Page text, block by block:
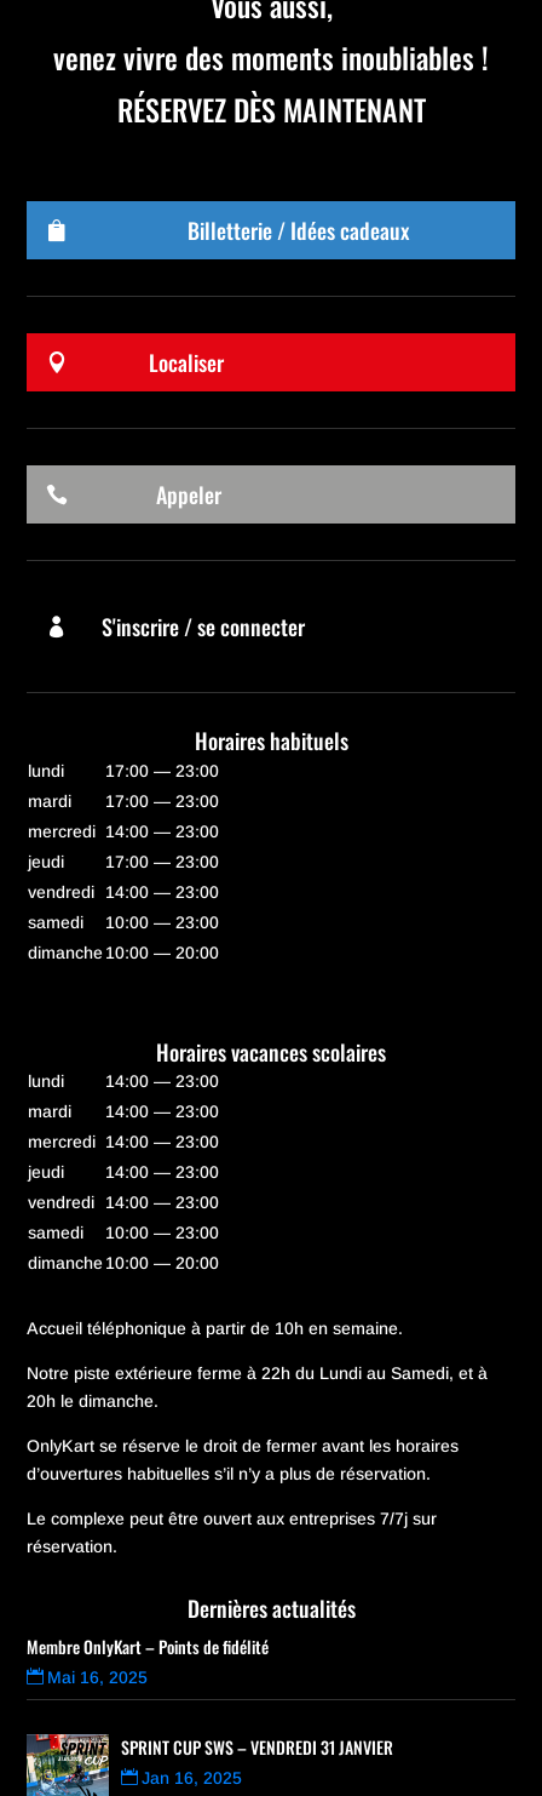
venez vivre des moments inoubliables !
RÉSERVEZ DÈS MAINTENANT
 Billetterie / Idées cadeaux
 Localiser
 Appeler
 S'inscrire / se connecter
Horaires habituels
lundi
17:00 — 23:00
mardi
17:00 — 23:00
mercredi 14:00 — 23:00
jeudi
17:00 — 23:00
vendredi
14:00 — 23:00
samedi
10:00 — 23:00
dimanche10:00 — 20:00
Horaires vacances scolaires
lundi
14:00 — 23:00
mardi
14:00 — 23:00
mercredi 14:00 — 23:00
jeudi
14:00 — 23:00
vendredi
14:00 — 23:00
samedi
10:00 — 23:00
dimanche10:00 — 20:00
Accueil téléphonique à partir de 10h en semaine.
Notre piste extérieure ferme à 22h du Lundi au Samedi, et à
20h le dimanche.
OnlyKart se réserve le droit de fermer avant les horaires
d’ouvertures habituelles s’il n’y a plus de réservation.
Le complexe peut être ouvert aux entreprises 7/7j sur
réservation.
Dernières actualités
Membre OnlyKart – Points de fidélité
Mai 16, 2025
SPRINT CUP SWS – VENDREDI 31 JANVIER
Jan 16, 2025